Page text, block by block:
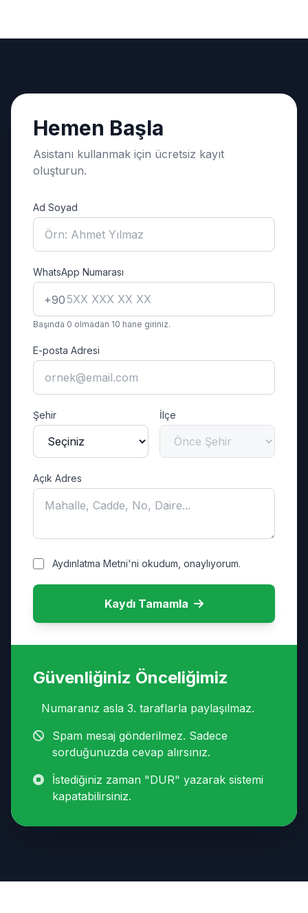
Hemen Başla
Asistanı kullanmak için ücretsiz kayıt
oluşturun.
Ad Soyad
WhatsApp Numarası
+90
Başında 0 olmadan 10 hane giriniz.
E-posta Adresi
Şehir İlçe
Açık Adres
Aydınlatma Metni'ni okudum, onaylıyorum.
Kaydı Tamamla
Güvenliğiniz Önceliğimiz
Numaranız asla 3. taraflarla paylaşılmaz.
Spam mesaj gönderilmez. Sadece
sorduğunuzda cevap alırsınız.
İstediğiniz zaman "DUR" yazarak sistemi
kapatabilirsiniz.